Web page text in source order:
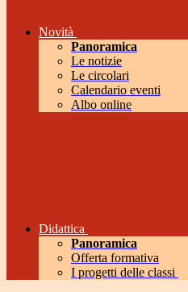
Novità
Panoramica
Le notizie
Le circolari
Calendario eventi
Albo online
Didattica
Panoramica
Offerta formativa
I progetti delle classi